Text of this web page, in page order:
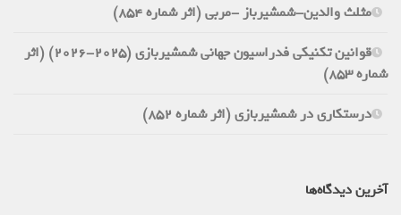
مثلث والدین-شمشیرباز -مربی (اثر شماره 854)
قوانین تکنیکی فدراسیون جهانی شمشیربازی (2025-2026) (اثر
شماره 853)
درستکاری در شمشیربازی (اثر شماره 852)
آخرین دیدگاه‌ها